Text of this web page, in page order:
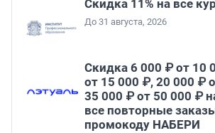
Скидка 11% на все
До 31 августа, 2026
Скидка 6 000 ₽ от 10
от 15 000 ₽, 20 000 ₽
35 000 ₽ от 50 000 ₽
все повторные
промокоду НАБЕРИ